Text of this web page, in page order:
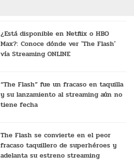
¿Está disponible en Netflix o HBO
Max?: Conoce dónde ver 'The Flash'
vía Streaming ONLINE
“The Flash” fue un fracaso en taquilla
y su lanzamiento al streaming aún no
tiene fecha
The Flash se convierte en el peor
fracaso taquillero de superhéroes y
adelanta su estreno streaming